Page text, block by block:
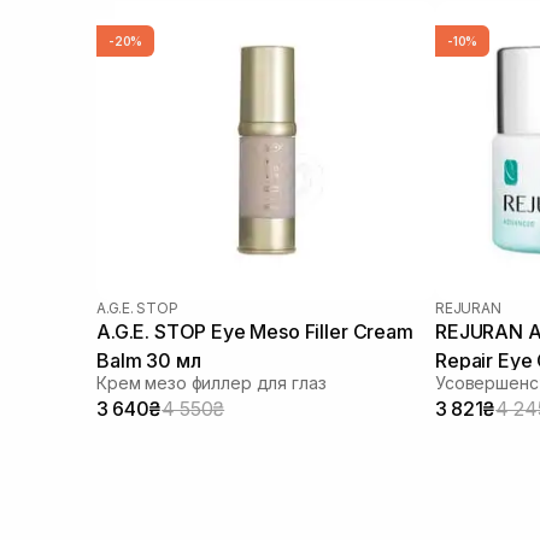
-20%
A.G.E. STOP
A.G.E. STOP Eye Meso Filler Cream
Balm 30 мл
Крем мезо филлер для глаз
3 640₴4 550₴
-10%
REJURAN
REJURAN
Repair Eye
3 821₴4